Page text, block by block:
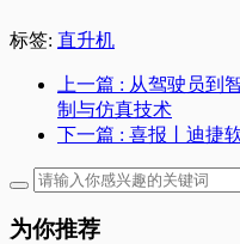
标签: 直升机
上一篇 : 从驾驶员到
制与仿真技术
下一篇 : 喜报丨迪捷
为你推荐